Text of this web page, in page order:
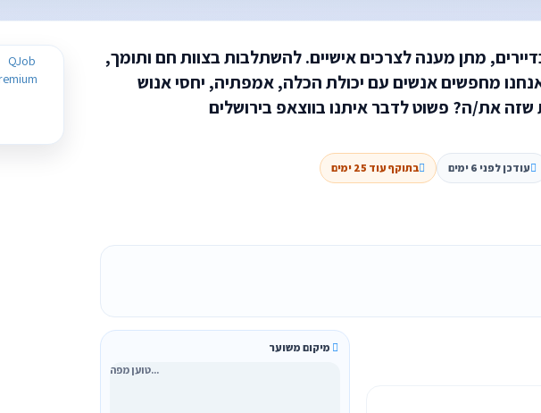
מתן מענה לצרכים אישיים. להשתלבות בצוות חם ותומך,
מחפשים אנשים עם יכולת הכלה, אמפתיה, יחסי אנוש
את/ה? פשוט לדבר איתנו בווצאפ בירושלים
עודכן לפני 6 ימים בתוקף עוד 25 ימים
מיקום משוער
טוען מפה...